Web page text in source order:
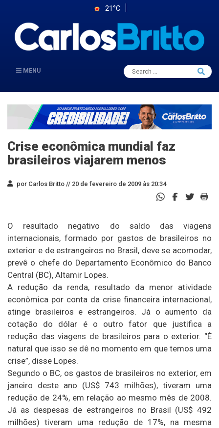
21°C
MENU
Search
for:
Search
Crise econômica mundial faz
brasileiros viajarem menos
por Carlos Britto // 20 de fevereiro de 2009 às 20:34
O resultado negativo do saldo das viagens
internacionais, formado por gastos de brasileiros no
exterior e de estrangeiros no Brasil, deve se acomodar,
prevê o chefe do Departamento Econômico do Banco
Central (BC), Altamir Lopes.
A redução da renda, resultado da menor atividade
econômica por conta da crise financeira internacional,
atinge brasileiros e estrangeiros. Já o aumento da
cotação do dólar é o outro fator que justifica a
redução das viagens de brasileiros para o exterior. “É
natural que isso se dê no momento em que temos uma
crise”, disse Lopes.
Segundo o BC, os gastos de brasileiros no exterior, em
janeiro deste ano (US$ 743 milhões), tiveram uma
redução de 24%, em relação ao mesmo mês de 2008.
Já as despesas de estrangeiros no Brasil (US$ 492
milhões) tiveram uma redução de 17%, na mesma